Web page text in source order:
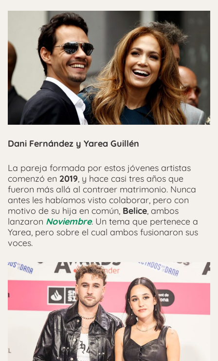
Dani Fernández y Yarea Guillén
La pareja formada por estos jóvenes artistas
comenzó en 2019 , y hace casi tres años que
fueron más allá al contraer matrimonio. Nunca
antes les habíamos visto colaborar, pero con
motivo de su hija en común, Belice , ambos
lanzaron Noviembre. Un tema que pertenece a
Yarea, pero sobre el cual ambos fusionaron sus
voces.